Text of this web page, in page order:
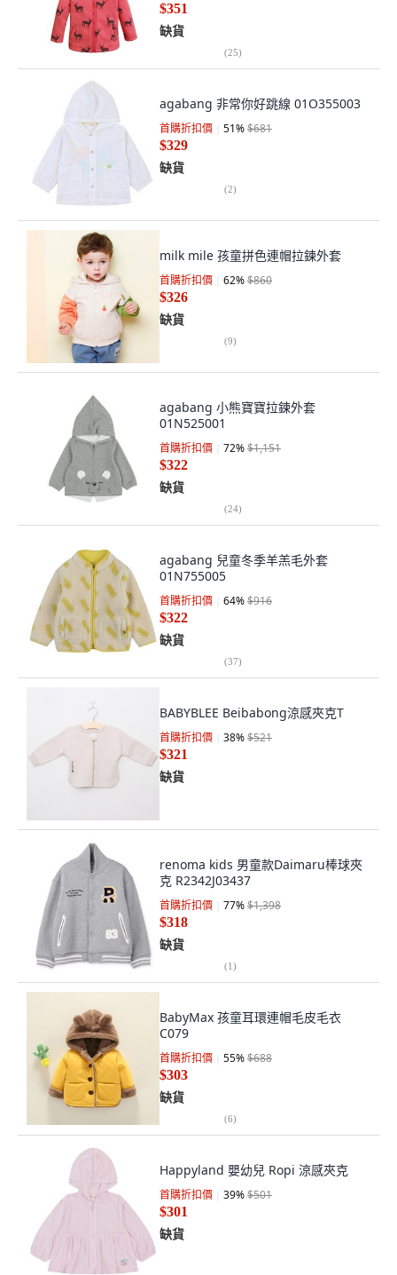
$351
缺貨
(25)
agabang 非常你好跳線 01O355003
首購折扣價 51%$681
$329
缺貨
(2)
milk mile 孩童拼色連帽拉鍊外套
首購折扣價 62%$860
$326
缺貨
(9)
agabang 小熊寶寶拉鍊外套
01N525001
首購折扣價 72%$1,151
$322
缺貨
(24)
agabang 兒童冬季羊羔毛外套
01N755005
首購折扣價 64%$916
$322
缺貨
(37)
BABYBLEE Beibabong涼感夾克T
首購折扣價 38%$521
$321
缺貨
renoma kids 男童款Daimaru棒球夾
克 R2342J03437
首購折扣價 77%$1,398
$318
缺貨
(1)
BabyMax 孩童耳環連帽毛皮毛衣
C079
首購折扣價 55%$688
$303
缺貨
(6)
Happyland 嬰幼兒 Ropi 涼感夾克
首購折扣價 39%$501
$301
缺貨